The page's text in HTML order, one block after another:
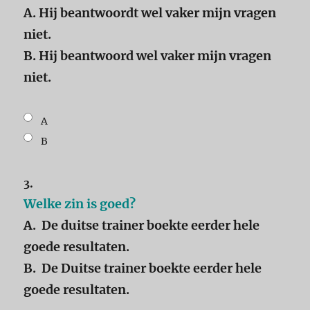
A. Hij beantwoordt wel vaker mijn vragen
niet.
B. Hij beantwoord wel vaker mijn vragen
niet.
A
B
3.
Welke zin is goed?
A. De duitse trainer boekte eerder hele
goede resultaten.
B. De Duitse trainer boekte eerder hele
goede resultaten.